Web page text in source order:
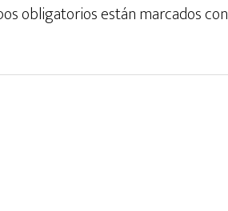
obligatorios están marcados con